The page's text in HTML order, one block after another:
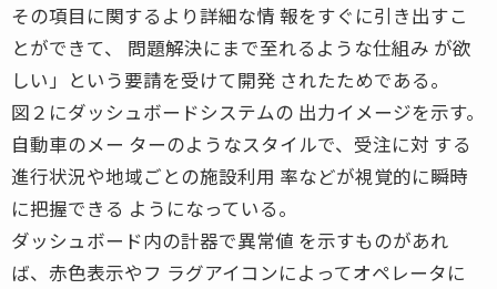
その項目に関するより詳細な情 報をすぐに引き出すこ
とができて、 問題解決にまで至れるような仕組み が欲
しい」という要請を受けて開発 されたためである。
図２にダッシュボードシステムの 出力イメージを示す。
自動車のメー ターのようなスタイルで、受注に対 する
進行状況や地域ごとの施設利用 率などが視覚的に瞬時
に把握できる ようになっている。
ダッシュボード内の計器で異常値 を示すものがあれ
ば、赤色表示やフ ラグアイコンによってオペレータに